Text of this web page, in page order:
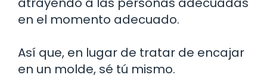
en el momento adecuado.
Así que, en lugar de tratar de encajar
en un molde, sé tú mismo.